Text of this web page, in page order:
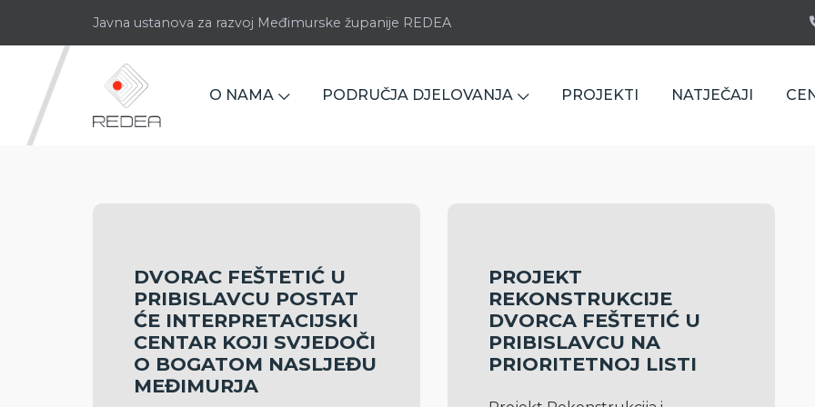
Javna ustanova za razvoj Međimurske županije REDEA
O NAMA PODRUČJA DJELOVANJA PROJEKTI NATJEČAJI
DVORAC FEŠTETIĆ U
PRIBISLAVCU POSTAT
ĆE INTERPRETACIJSKI
CENTAR KOJI SVJEDOČI
O BOGATOM NASLJEĐU
MEĐIMURJA
PROJEKT
REKONSTRUKCIJE
DVORCA FEŠTETIĆ U
PRIBISLAVCU NA
PRIORITETNOJ LISTI